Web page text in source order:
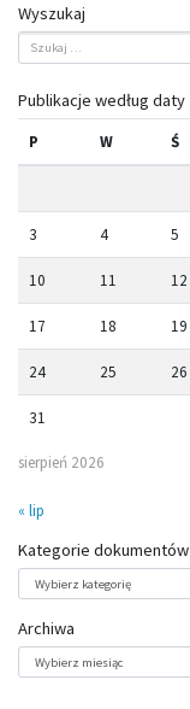
Wyszukaj
Publikacje według daty
sierpień 2026
P W Ś
3 4 5
10 11 12
17 18 19
24 25 26
31
« lip
Kategorie dokumentów
dokumentów
Archiwa